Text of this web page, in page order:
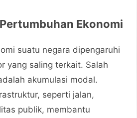
Ekonomi
suatu negara dipengaruhi
yang saling terkait. Salah
akumulasi modal.
seperti jalan,
publik, membantu